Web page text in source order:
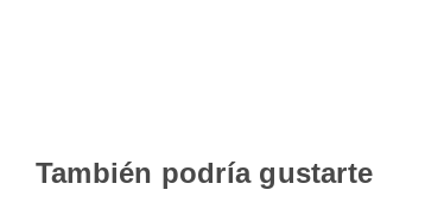
También podría gustarte